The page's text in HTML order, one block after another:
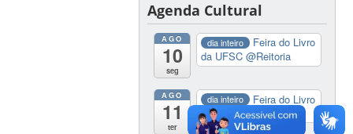
Agenda Cultural
AGO
10
seg
dia inteiro
Feira do Livro
da UFSC@Reitoria
AGO
11
ter
dia inteiro
Feira do Livro
da UFSC@Reitoria